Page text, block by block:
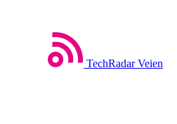
TechRadar Veien